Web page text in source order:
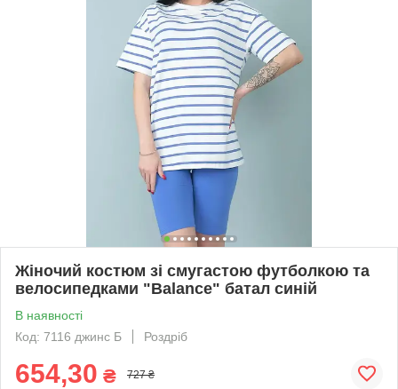
Жіночий костюм зі смугастою футболкою та
велосипедками "Balance" батал синій
В наявності
Код: 7116 джинс Б
Роздріб
654,30 ₴ 727 ₴